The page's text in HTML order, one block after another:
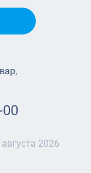
августа 2026